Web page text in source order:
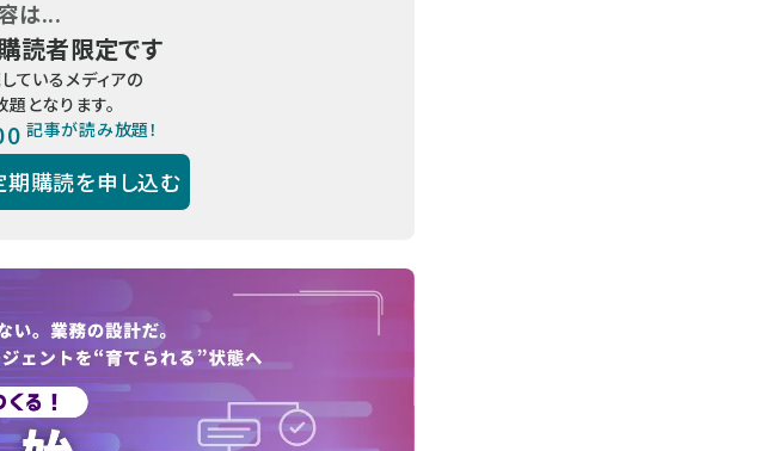
は...
読者限定です
ているメディアの
となります。
記事が読み放題！
期購読を申し込む